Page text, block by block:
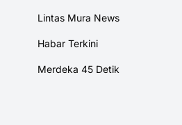
Lintas Mura News
Habar Terkini
Merdeka 45 Detik